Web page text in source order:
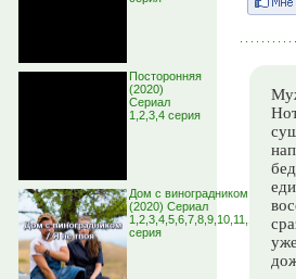
Посторонняя
(2020)
Сериал
1,2,3,4 серия
Дом с виноградником / Я не
(2020) Сериал
серия